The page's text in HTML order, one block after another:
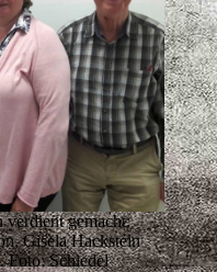
verdient gemacht:
Gisela Hackstein
Foto: Schiedel